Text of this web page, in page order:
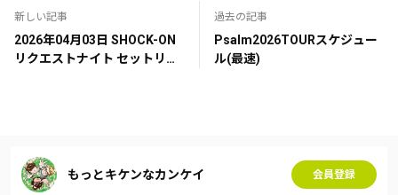
新しい記事
2026年04月03日 SHOCK-ON
リクエストナイト セットリス
過去の記事
Psalm2026TOURスケジュー
ル(最速)
もっとキケンなカンケイ 会員登録